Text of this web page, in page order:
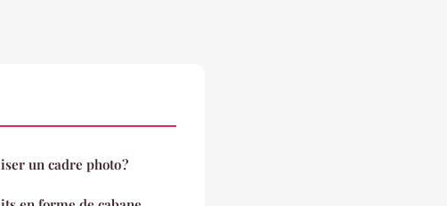
un cadre photo ?